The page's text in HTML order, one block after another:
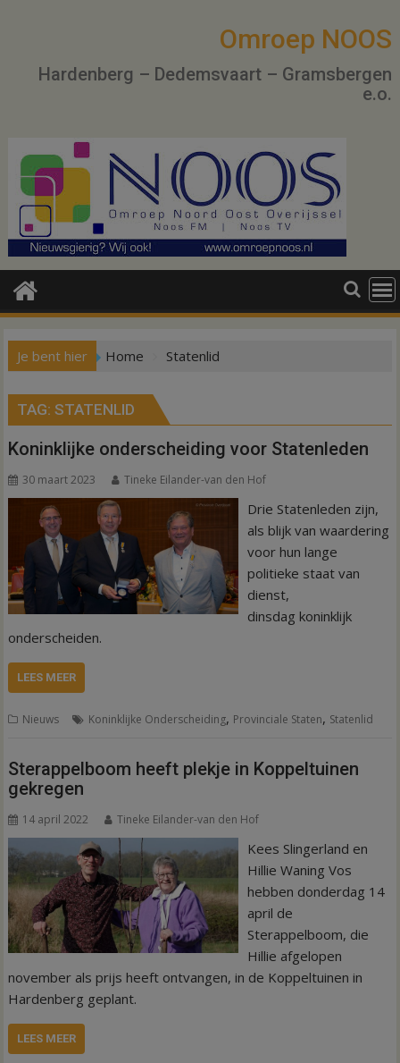
Omroep NOOS
Hardenberg – Dedemsvaart – Gramsbergen
e.o.
Je bent hier Home Statenlid
TAG:STATENLID
Koninklijke onderscheiding voor Statenleden
30 maart 2023 Tineke Eilander-van den Hof
Drie Statenleden zijn,
als blijk van waardering
voor hun lange
politieke staat van
dienst,
dinsdag koninklijk
onderscheiden.
LEES MEER
Nieuws Koninklijke Onderscheiding, Provinciale Staten, Statenlid
Sterappelboom heeft plekje in Koppeltuinen
gekregen
14 april 2022 Tineke Eilander-van den Hof
Kees Slingerland en
Hillie Waning Vos
hebben donderdag 14
april de
Sterappelboom, die
Hillie afgelopen
november als prijs heeft ontvangen, in de Koppeltuinen in
Hardenberg geplant.
LEES MEER